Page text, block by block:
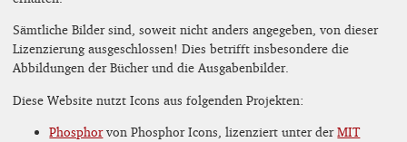
Sämtliche Bilder sind, soweit nicht anders angegeben, von dieser
Lizenzierung ausgeschlossen! Dies betrifft insbesondere die
Abbildungen der Bücher und die Ausgabenbilder.
Diese Website nutzt Icons aus folgenden Projekten:
Phosphorvon Phosphor Icons, lizenziert unter derMIT